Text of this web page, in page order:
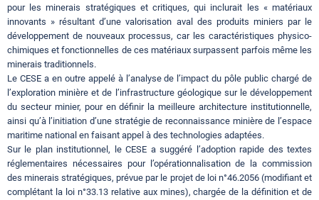
pour les minerais stratégiques et critiques, qui inclurait les « matériaux
innovants » résultant d’une valorisation aval des produits miniers par le
développement de nouveaux processus, car les caractéristiques physico-
chimiques et fonctionnelles de ces matériaux surpassent parfois même les
minerais traditionnels.
Le CESE a en outre appelé à l’analyse de l’impact du pôle public chargé de
l’exploration minière et de l’infrastructure géologique sur le développement
du secteur minier, pour en définir la meilleure architecture institutionnelle,
ainsi qu’à l’initiation d’une stratégie de reconnaissance minière de l’espace
maritime national en faisant appel à des technologies adaptées.
Sur le plan institutionnel, le CESE a suggéré l’adoption rapide des textes
réglementaires nécessaires pour l’opérationnalisation de la commission
des minerais stratégiques, prévue par le projet de loi n°46.2056 (modifiant et
complétant la loi n°33.13 relative aux mines), chargée de la définition et de